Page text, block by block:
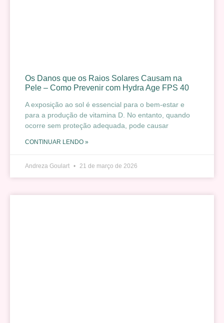
Os Danos que os Raios Solares Causam na
Pele – Como Prevenir com Hydra Age FPS 40
A exposição ao sol é essencial para o bem-estar e
para a produção de vitamina D. No entanto, quando
ocorre sem proteção adequada, pode causar
CONTINUAR LENDO »
Andreza Goulart 21 de março de 2026